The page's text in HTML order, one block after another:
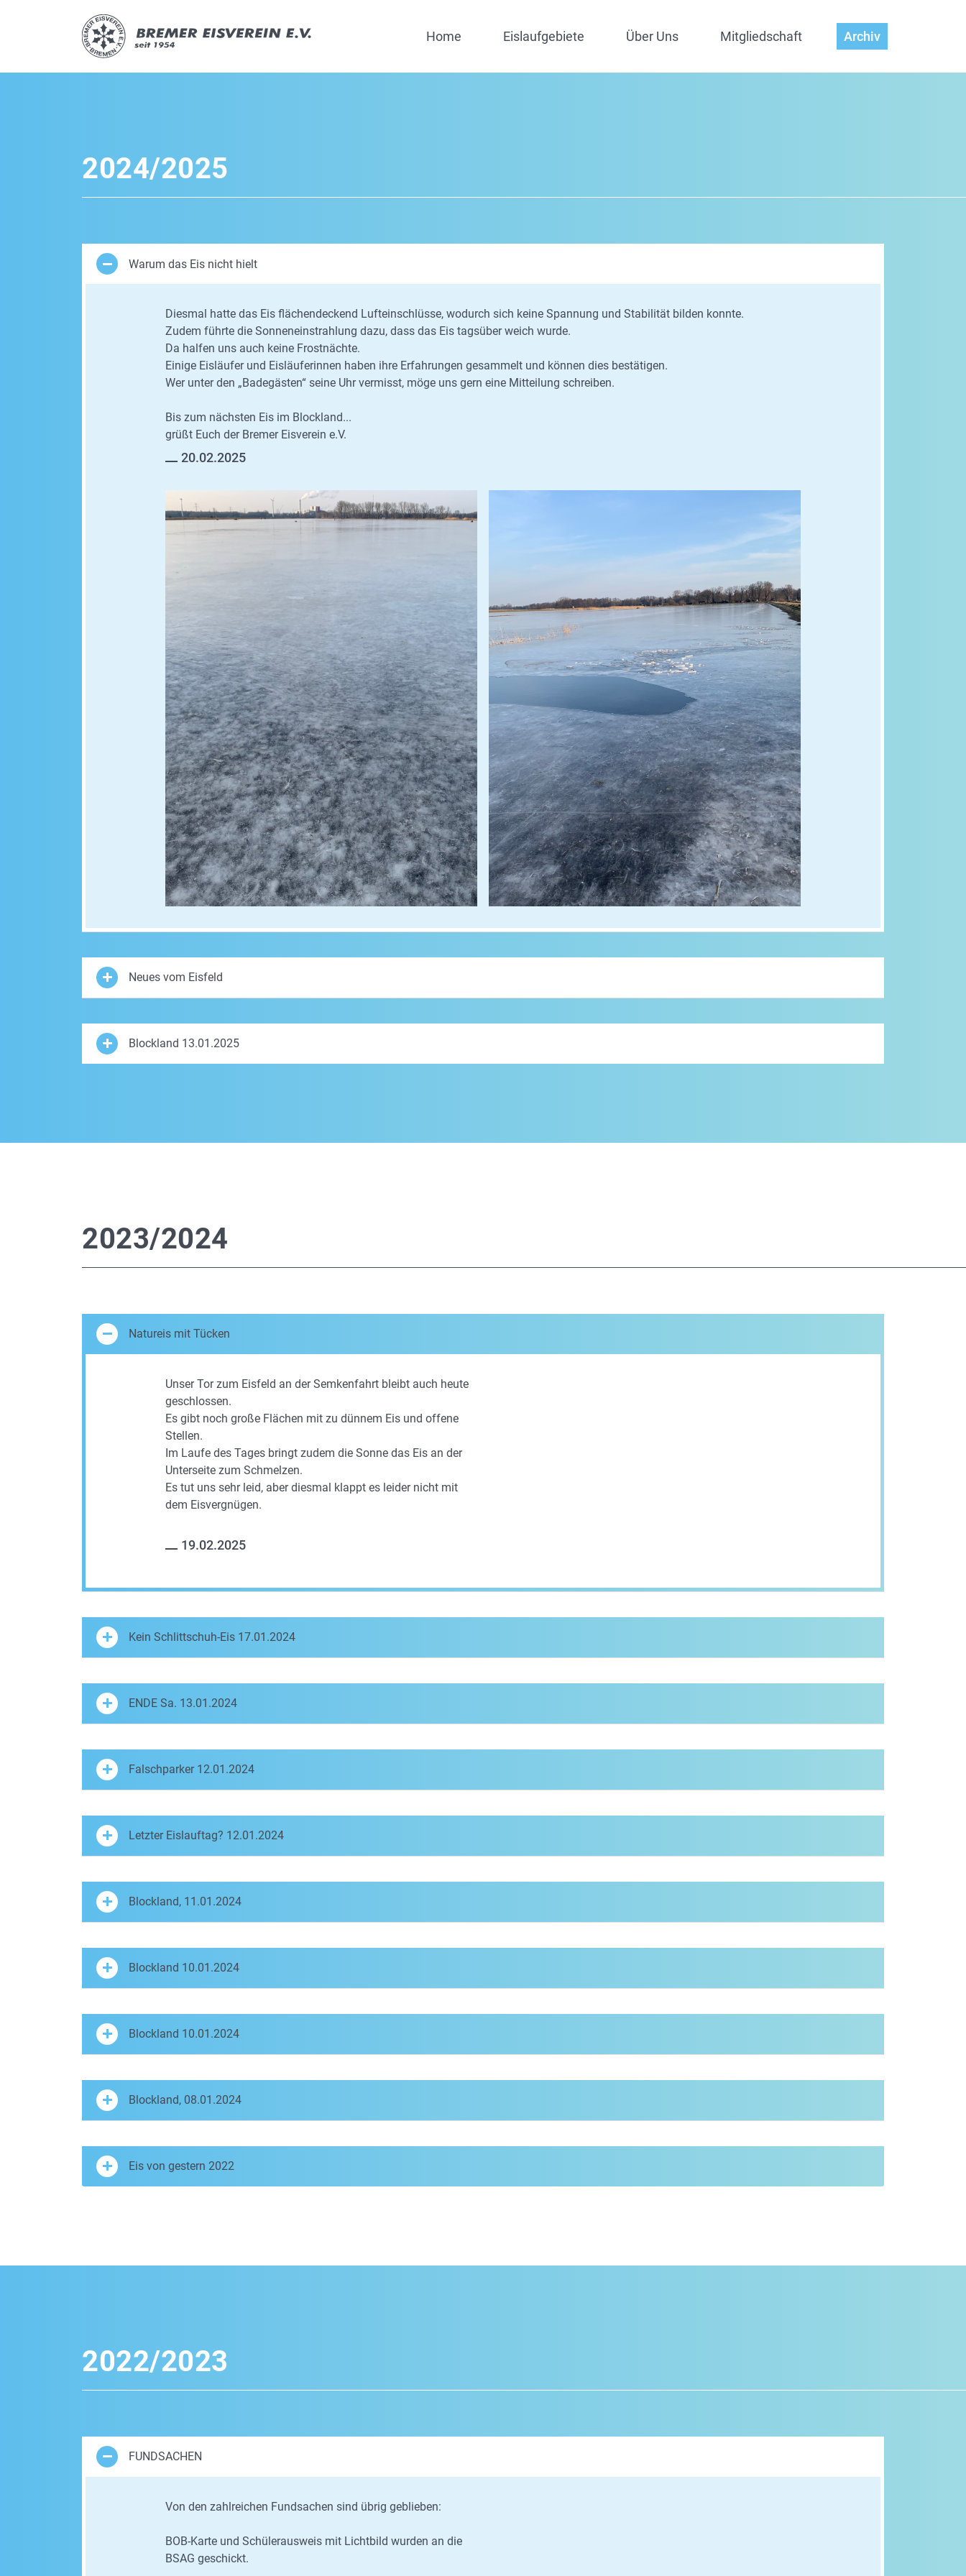
Home Eislaufgebiete Über Uns Mitgliedschaft Archiv
2024/2025
Warum das Eis nicht hielt
Diesmal hatte das Eis flächendeckend Lufteinschlüsse, wodurch sich keine Spannung und Stabilität bilden konnte.
Zudem führte die Sonneneinstrahlung dazu, dass das Eis tagsüber weich wurde.
Da halfen uns auch keine Frostnächte.
Einige Eisläufer und Eisläuferinnen haben ihre Erfahrungen gesammelt und können dies bestätigen.
Wer unter den „Badegästen“ seine Uhr vermisst, möge uns gern eine Mitteilung schreiben.
Bis zum nächsten Eis im Blockland...
grüßt Euch der Bremer Eisverein e.V.
20.02.2025
Neues vom Eisfeld
Blockland 13.01.2025
2023/2024
Natureis mit Tücken
Unser Tor zum Eisfeld an der Semkenfahrt bleibt auch heute
geschlossen.
Es gibt noch große Flächen mit zu dünnem Eis und offene
Stellen.
Im Laufe des Tages bringt zudem die Sonne das Eis an der
Unterseite zum Schmelzen.
Es tut uns sehr leid, aber diesmal klappt es leider nicht mit
dem Eisvergnügen.
19.02.2025
Kein Schlittschuh-Eis 17.01.2024
ENDE Sa. 13.01.2024
Falschparker 12.01.2024
Letzter Eislauftag? 12.01.2024
Blockland, 11.01.2024
Blockland 10.01.2024
Blockland 10.01.2024
Blockland, 08.01.2024
Eis von gestern 2022
2022/2023
FUNDSACHEN
Von den zahlreichen Fundsachen sind übrig geblieben:
BOB-Karte und Schülerausweis mit Lichtbild wurden an die
BSAG geschickt.